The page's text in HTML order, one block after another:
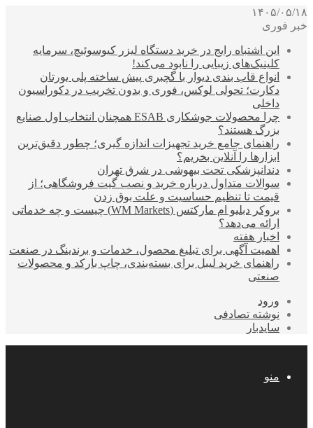
۱۴۰۵/۰۵/۱۸
خبر فوری
این اشتباه رایج در خرید دستگاه لیزر کیوسوئیچ، سرمایه
کلینیک‌های زیبایی را نابود می‌کند!
انواع قاب بندی دیوار با گچبری پیش ساخته پلی یورتان
دکارت؛ تحولی لوکس، فوری و بدون تخریب در دکوراسیون
داخلی
چرا محصولات جوشکاری ESAB همچنان انتخاب اول صنایع
بزرگ هستند؟
راهنمای جامع خرید تجهیزات اندازه گیری؛ چطور دقیق‌ترین
ابزارها را آنلاین بخریم؟
دندانپزشکی تحت بیهوشی در شرق تهران
سوالات متداول درباره خرید و نصب گیت فروشگاهی؛ از
قیمت تا تنظیم حساسیت و علت بوق زدن
بروکر دبلیو ام مارکتس (WM Markets) چیست و چه خدماتی
ارائه می‌دهد؟
اخبار هفته
اهمیت آگهی برای تبلیغ محصول، خدمات و برندینگ در صنعت
راهنمای خرید لیبل برای بسته‌بندی، چاپ بارکد و محصولات
صنعتی
ورود
نوشته تصادفی
سایدبار
منو